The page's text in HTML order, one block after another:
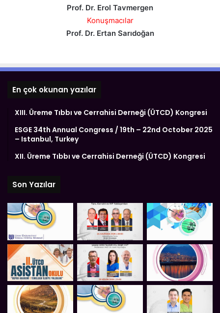
Prof. Dr. Erol Tavmergen
Konuşmacılar
Prof. Dr. Ertan Sarıdoğan
En çok okunan yazılar
XIII. Üreme Tıbbı ve Cerrahisi Derneği (ÜTCD) Kongresi
ESGE 34th Annual Congress / 19th – 22nd October 2025
– Istanbul, Turkey
XII. Üreme Tıbbı ve Cerrahisi Derneği (ÜTCD) Kongresi
Son Yazılar